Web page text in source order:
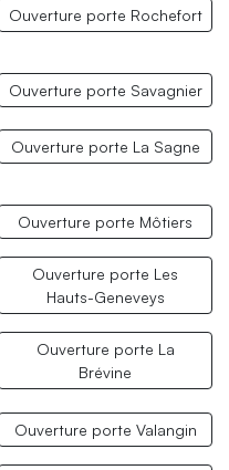
Ouverture porte Rochefort
Ouverture porte Savagnier
Ouverture porte La Sagne
Ouverture porte Môtiers
Ouverture porte Les
Hauts-Geneveys
Ouverture porte La
Brévine
Ouverture porte Valangin